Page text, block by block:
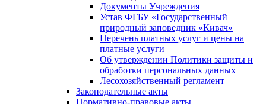
Документы Учреждения
Устав ФГБУ «Государственный
природный заповедник «Кивач»
Перечень платных услуг и цены на
платные услуги
Об утверждении Политики защиты и
обработки персональных данных
Лесохозяйственный регламент
Законодательные акты
Нормативно-правовые акты